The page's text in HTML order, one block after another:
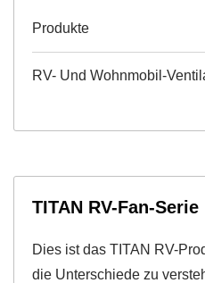
Produkte
RV- Und Wohnmobil-
TITAN RV-Fan-Serie
Dies ist das TITAN RV-
die Unterschiede zu